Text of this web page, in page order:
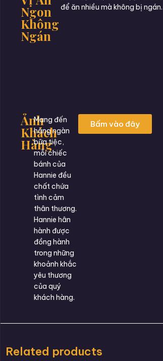
Ngon
Không
Ngán
để ăn nhiều mà không bị ngán.
Ảnh
Khách
Hàng
Mang đến
hàng ngàn
bữa tiệc,
mỗi chiếc
bánh của
Hannie đều
chất chứa
tình cảm
thân thương.
Hannie hân
hành được
đồng hành
trong những
khoảnh khắc
yêu thương
của quý
khách hàng.
Bấm vào đây
Related products